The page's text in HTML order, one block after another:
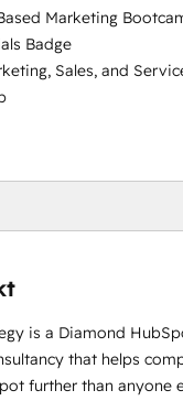
Marketing
Badge
Sales, and
Partner Badge
Certification
Certification
Sales
Onboarding
is a Diamond
that helps
further than anyone